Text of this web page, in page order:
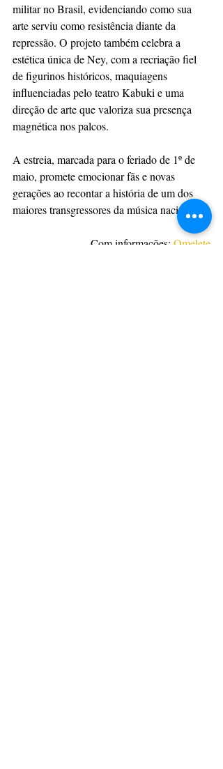
militar no Brasil, evidenciando como sua
arte serviu como resistência diante da
repressão. O projeto também celebra a
estética única de Ney, com a recriação fiel
de figurinos históricos, maquiagens
influenciadas pelo teatro Kabuki e uma
direção de arte que valoriza sua presença
magnética nos palcos.
A estreia, marcada para o feriado de 1º de
maio, promete emocionar fãs e novas
gerações ao recontar a história de um dos
maiores transgressores da música nacional.
Com informações: Omelete